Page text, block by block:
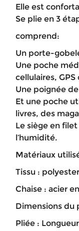
Elle est
Se plie en 3
comprend:
Un porte-
Une poche
cellulaires,
Une poignée
Et une poche
livres, des
Le siège en
l’humidité.
Matériaux
Tissu :
Chaise : acier
Dimensions du
Pliée :